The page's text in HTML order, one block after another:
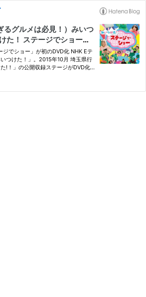
るグルメは必見！）みいつ
た！ ステージでショー」
ジでショー」が初のDVD化 NHK Eテ
つけた！」。2015年10月 埼玉県行
!！」の公開収録ステージがDVD化
て、時代劇コントにも挑戦！。楽し